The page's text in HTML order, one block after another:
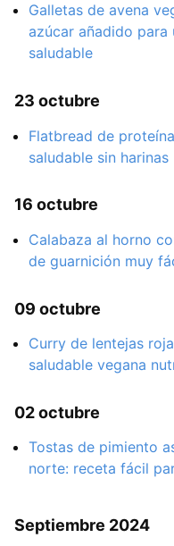
Galletas de avena
azúcar añadido para
saludable
23 octubre
Flatbread de
saludable sin harinas
16 octubre
Calabaza al horno
de guarnición muy
09 octubre
Curry de lentejas
saludable vegana
02 octubre
Tostas de pimiento
norte: receta fácil
Septiembre 2024